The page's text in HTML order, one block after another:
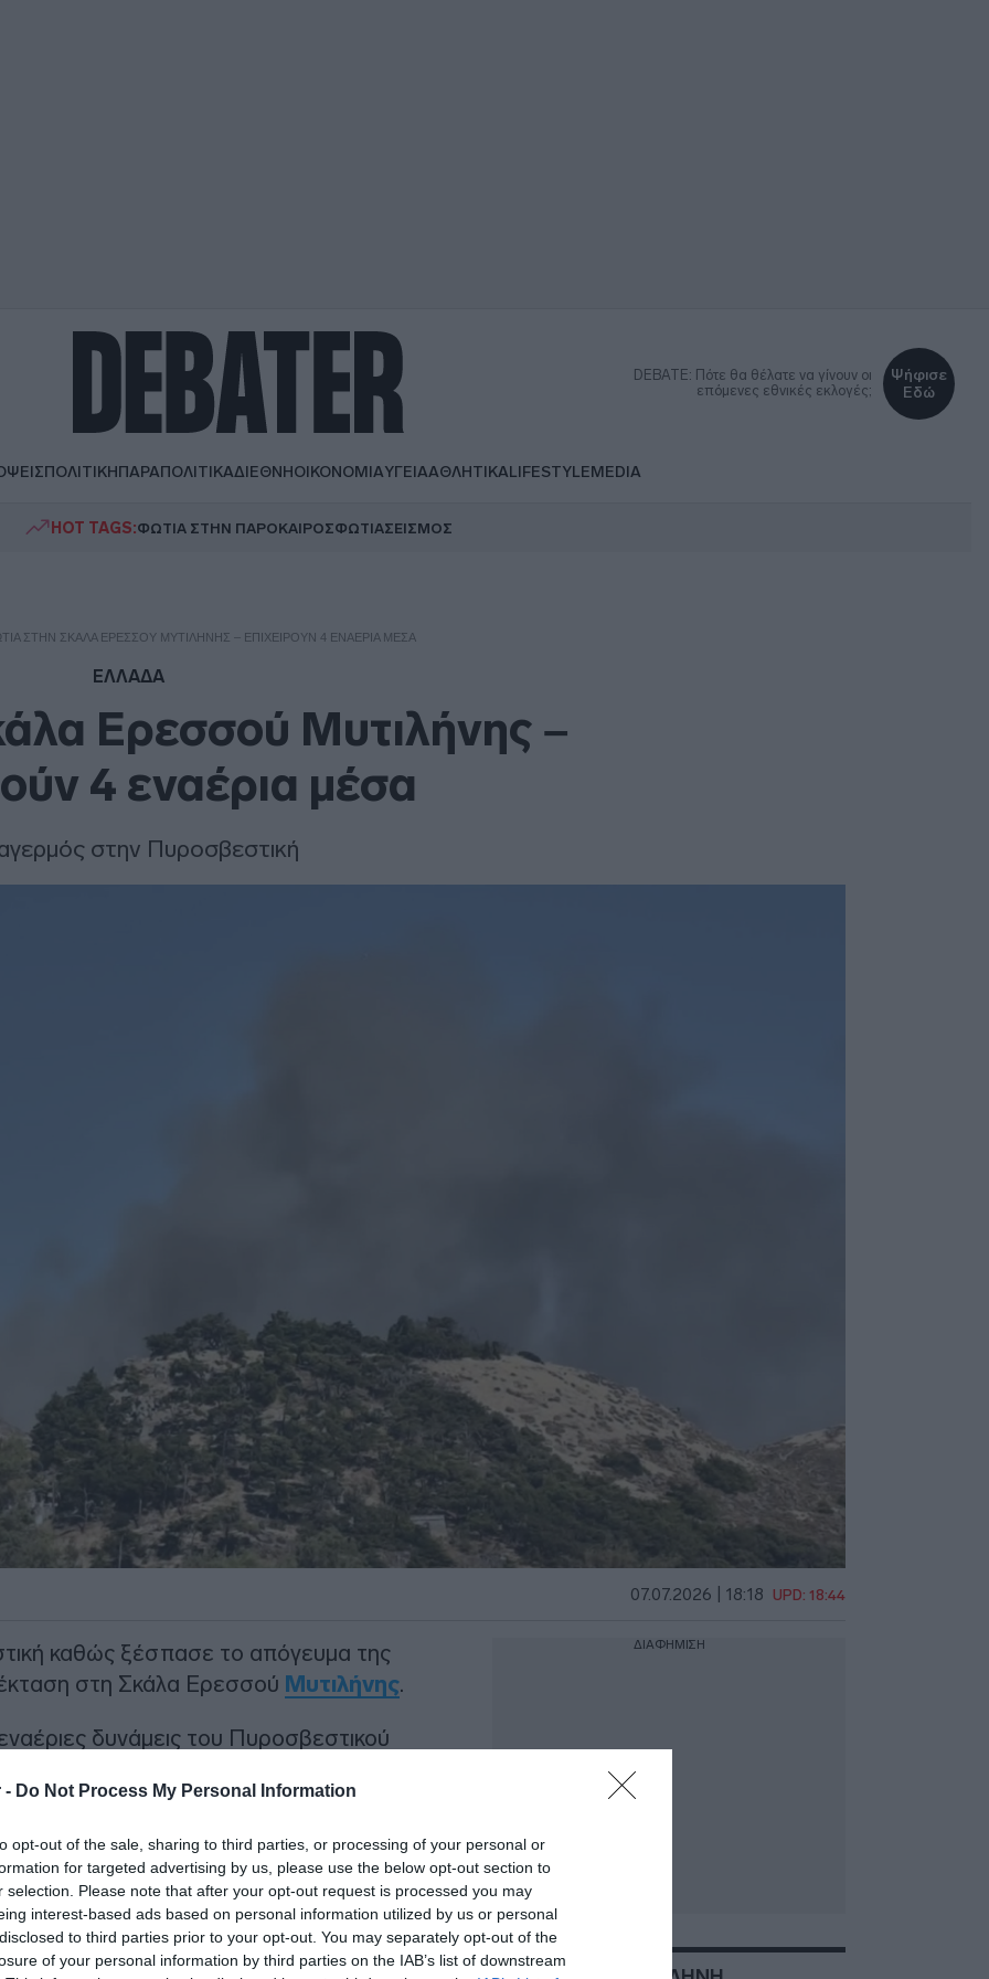
- Do Not Process My Personal Information
opt-out of the sale, sharing to third parties, or processing of your personal or
for targeted advertising by us, please use the below opt-out section to
selection. Please note that after your opt-out request is processed you may
interest-based ads based on personal information utilized by us or personal
to third parties prior to your opt-out. You may separately opt-out of the
of your personal information by third parties on the IAB’s list of downstream
DEBATE: Πότε θα θέλατε να γίνουν οι
επόμενες εθνικές εκλογές;
Ψήφισε
Εδώ
ΠΟΛΙΤΙΚΗΠΑΡΑΠΟΛΙΤΙΚΑΔΙΕΘΝΗΟΙΚΟΝΟΜΙΑΥΓΕΙΑΑΘΛΗΤΙΚΑLIFESTYLEMEDIA
HOT TAGS:ΦΩΤΙΑ ΣΤΗΝ ΠΑΡΟΚΑΙΡΟΣΦΩΤΙΑΣΕΙΣΜΟΣ
ΣΤΗΝ ΣΚΆΛΑ ΕΡΕΣΣΟΎ ΜΥΤΙΛΉΝΗΣ – ΕΠΙΧΕΙΡΟΎΝ 4 ΕΝΑΈΡΙΑ ΜΈΣΑ
ΕΛΛΑΔΑ
Ερεσσού Μυτιλήνης –
4 εναέρια μέσα
στην Πυροσβεστική
07.07.2026 | 18:18 UPD: 18:44
καθώς ξέσπασε το απόγευμα της
στη Σκάλα Ερεσσού Μυτιλήνης.
δυνάμεις του Πυροσβεστικού
με 1 ομάδα πεζοπόρων της 12ης
2 αεροσκάφη και 2
ΔΙΑΦΗΜΙΣΗ